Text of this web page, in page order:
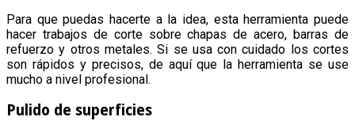
Para que puedas hacerte a la idea, esta herramienta puede
hacer trabajos de corte sobre chapas de acero, barras de
refuerzo y otros metales. Si se usa con cuidado los cortes
son rápidos y precisos, de aquí que la herramienta se use
mucho a nivel profesional.
Pulido de superficies